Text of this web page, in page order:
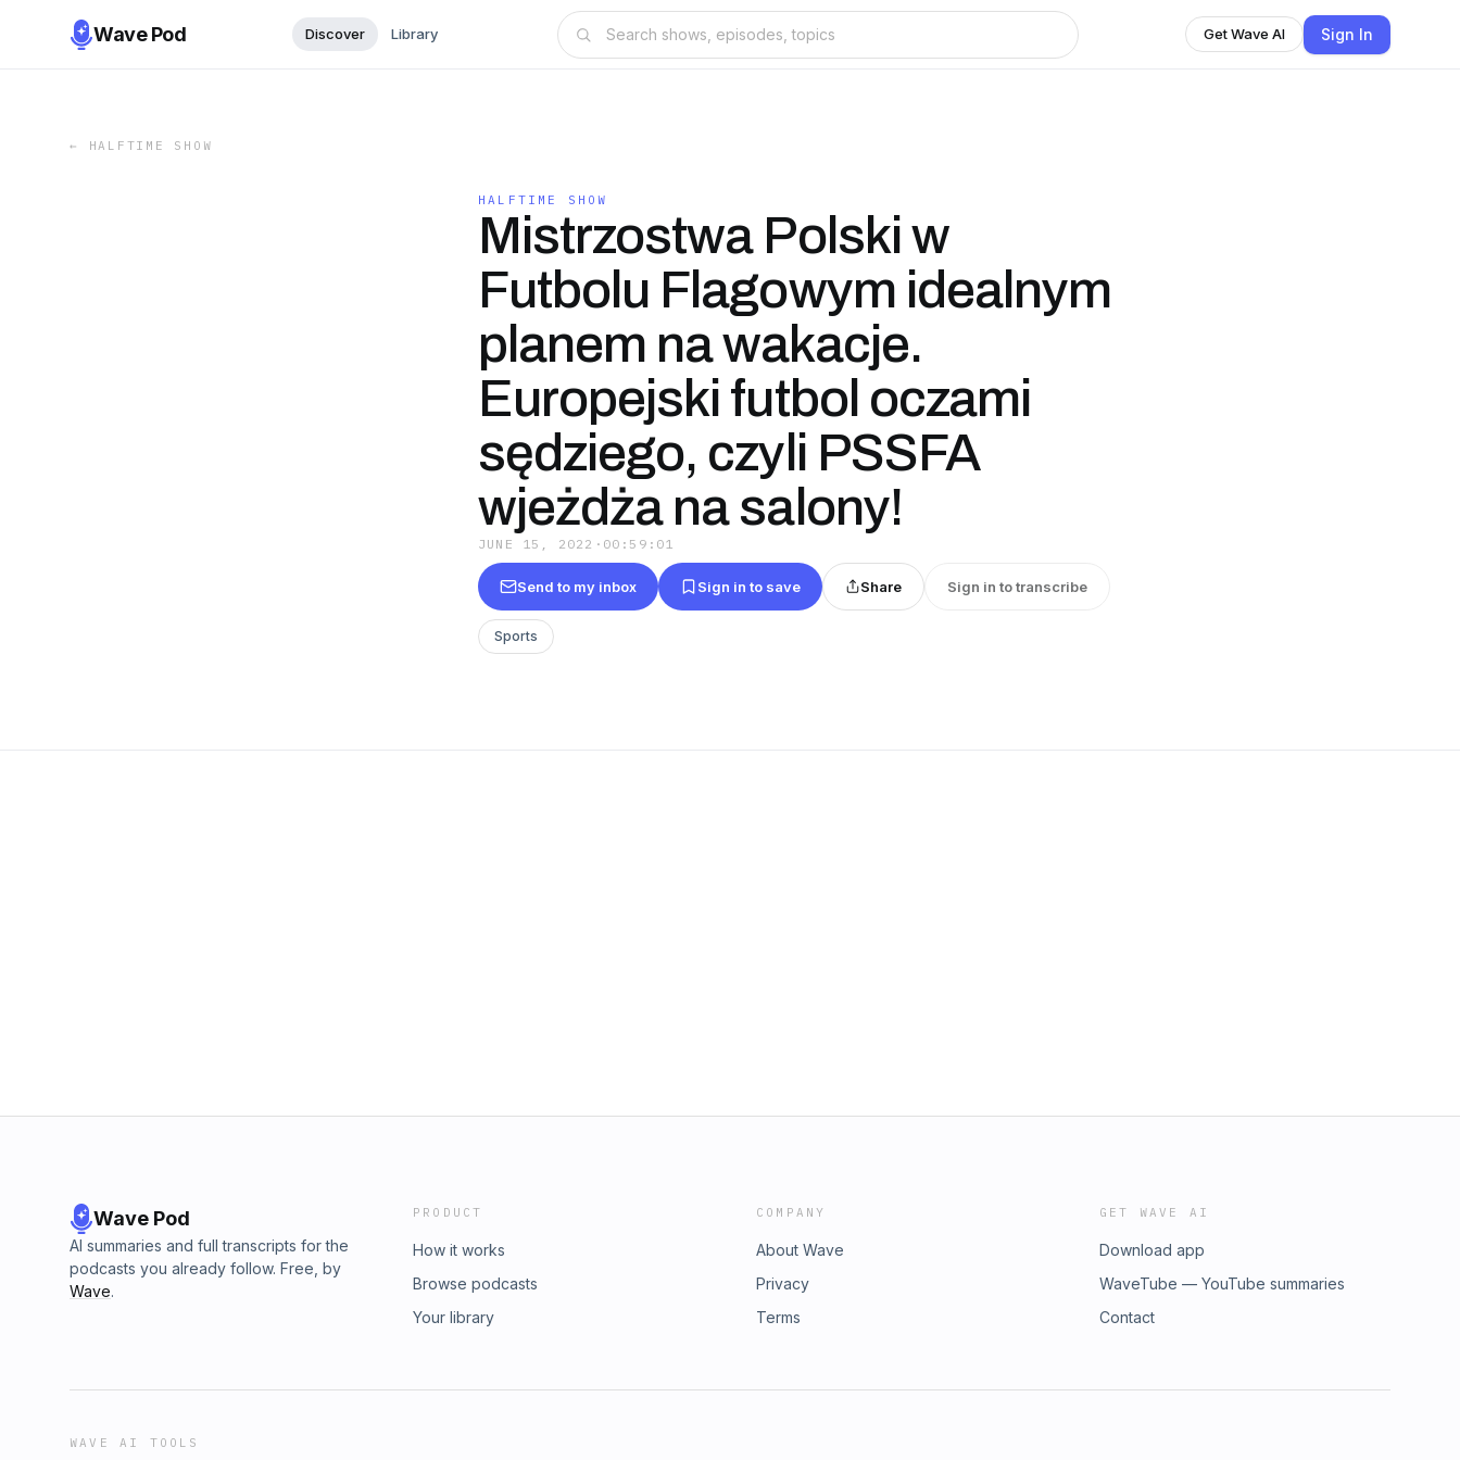
Wave Pod Discover Library Get Wave AI Sign In
← HALFTIME SHOW
HALFTIME SHOW
Mistrzostwa Polski w
Futbolu Flagowym idealnym
planem na wakacje.
Europejski futbol oczami
sędziego, czyli PSSFA
wjeżdża na salony!
JUNE 15, 2022 · 00:59:01
Send to my inbox Sign in to save Share Sign in to transcribe
Sports
Wave Pod
AI summaries and full transcripts for the
podcasts you already follow. Free, by
Wave.
PRODUCT
How it works
Browse podcasts
Your library
COMPANY
About Wave
Privacy
Terms
GET WAVE AI
Download app
WaveTube — YouTube summaries
Contact
WAVE AI TOOLS